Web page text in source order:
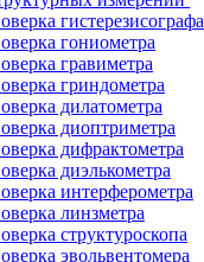
гистерезисографа
гониометра
гравиметра
гриндометра
дилатометра
диоптриметра
дифрактометра
диэлькометра
интерферометра
линзметра
структуроскопа
эвольвентомера